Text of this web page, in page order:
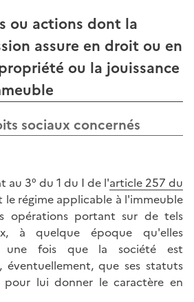
ou actions dont la
assure en droit ou en
ou la jouissance
sociaux concernés
au 3° du 1 du I de l'article 257 du
le régime applicable à l'immeuble
opérations portant sur de tels
à quelque époque qu'elles
une fois que la société est
éventuellement, que ses statuts
pour lui donner le caractère en